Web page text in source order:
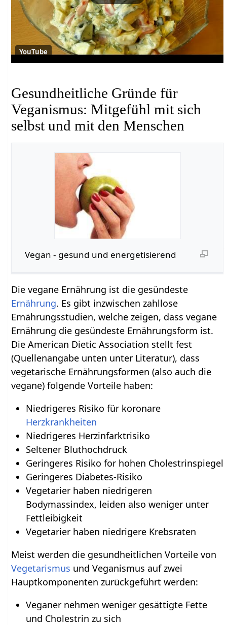
YouTube
Gesundheitliche Gründe für
Veganismus: Mitgefühl mit sich
selbst und mit den Menschen
Vegan - gesund und energetisierend
Die vegane Ernährung ist die gesündeste
Ernährung. Es gibt inzwischen zahllose
Ernährungsstudien, welche zeigen, dass vegane
Ernährung die gesündeste Ernährungsform ist.
Die American Dietic Association stellt fest
(Quellenangabe unten unter Literatur), dass
vegetarische Ernährungsformen (also auch die
vegane) folgende Vorteile haben:
Niedrigeres Risiko für koronare
Herzkrankheiten
Niedrigeres Herzinfarktrisiko
Seltener Bluthochdruck
Geringeres Risiko for hohen Cholestrinspiegel
Geringeres Diabetes-Risiko
Vegetarier haben niedrigeren
Bodymassindex, leiden also weniger unter
Fettleibigkeit
Vegetarier haben niedrigere Krebsraten
Meist werden die gesundheitlichen Vorteile von
Vegetarismus und Veganismus auf zwei
Hauptkomponenten zurückgeführt werden:
Veganer nehmen weniger gesättigte Fette
und Cholestrin zu sich